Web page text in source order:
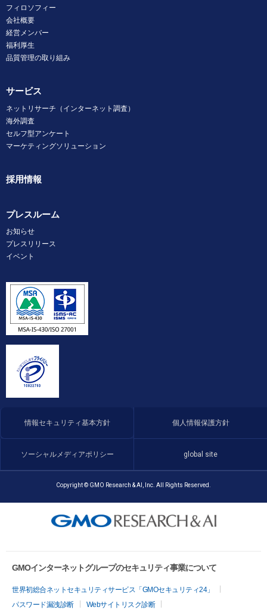
フィロソフィー
会社概要
経営メンバー
福利厚生
品質管理の取り組み
サービス
ネットリサーチ（インターネット調査）
海外調査
セルフ型アンケート
マーケティングソリューション
採用情報
プレスルーム
お知らせ
プレスリリース
イベント
情報セキュリティ基本方針 個人情報保護方針
ソーシャルメディアポリシー global site
Copyright © GMO Research & AI, Inc. All Rights Reserved.
GMOインターネットグループのセキュリティ事業について
世界初総合ネットセキュリティサービス「GMOセキュリティ24」
パスワード漏洩診断
Webサイトリスク診断